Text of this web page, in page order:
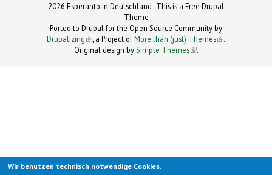
2026 Esperanto in Deutschland- This is a Free Drupal
Theme
Ported to Drupal for the Open Source Community by
Drupalizing(link is external)
, a Project ofMore than (just) Themes (link is
.
Original design by Simple Themes
(link is
.
Wir benutzen technisch notwendige Cookies.